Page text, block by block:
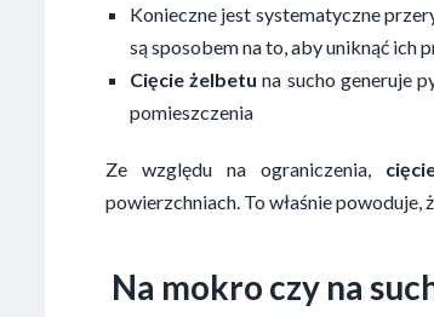
Konieczne jest systematyczne
są sposobem na to, aby uniknąć ich
Cięcie żelbetu na sucho generuje
pomieszczenia
Ze względu na ograniczenia,
powierzchniach. To właśnie
Na mokro czy na